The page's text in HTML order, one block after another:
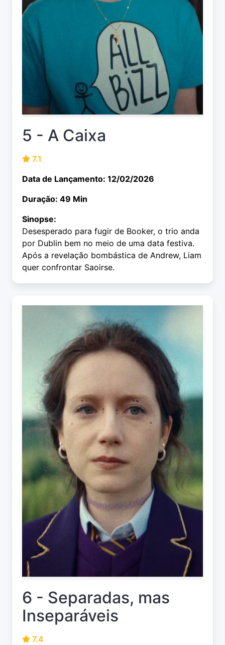
5 - A Caixa
7.1
Data de Lançamento: 12/02/2026
Duração: 49 Min
Sinopse:
Desesperado para fugir de Booker, o trio anda
por Dublin bem no meio de uma data festiva.
Após a revelação bombástica de Andrew, Liam
quer confrontar Saoirse.
6 - Separadas, mas
Inseparáveis
7.4